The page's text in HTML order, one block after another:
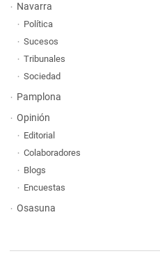
Navarra
Política
Sucesos
Tribunales
Sociedad
Pamplona
Opinión
Editorial
Colaboradores
Blogs
Encuestas
Osasuna